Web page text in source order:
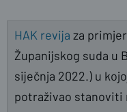
HAK revija za
Županijskog suda u
siječnja 2022.) u
potraživao stanoviti